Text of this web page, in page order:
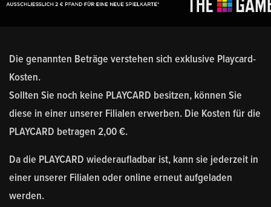
Die genannten Beträge verstehen sich exklusive Playcard-
Kosten.
Sollten Sie noch keine PLAYCARD besitzen, können Sie
diese in einer unserer Filialen erwerben. Die Kosten für die
PLAYCARD betragen 2,00 €.
Da die PLAYCARD wiederaufladbar ist, kann sie jederzeit in
einer unserer Filialen oder online erneut aufgeladen
werden.